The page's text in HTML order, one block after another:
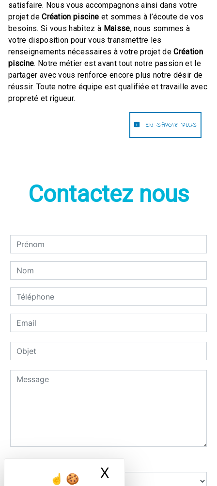
X Masquer le
satisfaire. Nous vous accompagnons ainsi dans votre
projet deCréation piscine et sommes à l’écoute de vos
besoins. Si vous habitez à Maisse, nous sommes à
votre disposition pour vous transmettre les
renseignements nécessaires à votre projet deCréation
piscine. Notre métier est avant tout notre passion et le
partager avec vous renforce encore plus notre désir de
réussir. Toute notre équipe est qualifiée et travaille avec
propreté et rigueur.
EN SAVOIR PLUS
Contactez nous